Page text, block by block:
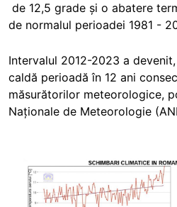
de 12,5 grade și o abatere
de normalul perioadei 1981 -
Intervalul 2012-2023 a
caldă perioadă în 12 ani
măsurătorilor meteorologice,
Naționale de Meteorologie
Image